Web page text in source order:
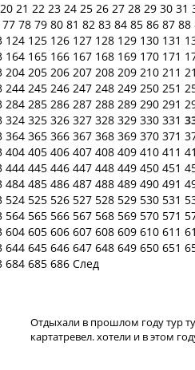
20 21 22 23 24 25 26 27 28 29 30 31
77 78 79 80 81 82 83 84 85 86 87 88
124 125 126 127 128 129 130 131
164 165 166 167 168 169 170 171
204 205 206 207 208 209 210 211
244 245 246 247 248 249 250 251
284 285 286 287 288 289 290 291
324 325 326 327 328 329 330 331
364 365 366 367 368 369 370 371
404 405 406 407 408 409 410 411
444 445 446 447 448 449 450 451
484 485 486 487 488 489 490 491
524 525 526 527 528 529 530 531
564 565 566 567 568 569 570 571
604 605 606 607 608 609 610 611
644 645 646 647 648 649 650 651
684 685 686 След
Отдыхали в прошлом году тур
картатревел. хотели и в этом